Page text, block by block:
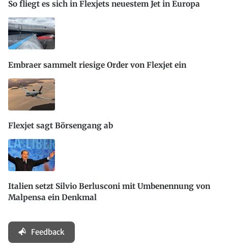
So fliegt es sich in Flexjets neuestem Jet in Europa
Embraer sammelt riesige Order von Flexjet ein
Flexjet sagt Börsengang ab
Italien setzt Silvio Berlusconi mit Umbenennung von
Malpensa ein Denkmal
Feedback